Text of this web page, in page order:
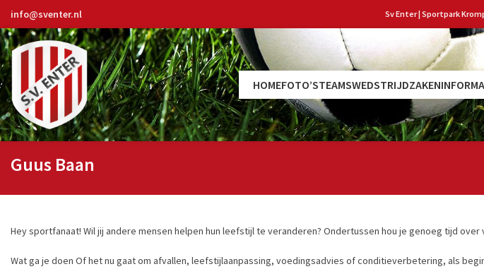
info@sventer.nl Sv Enter | Sportpark
HOMEFOTO’STEAMSWEDSTRIJDZAKEN
Guus Baan
Hey sportfanaat! Wil jij andere mensen helpen hun leefstijl te veranderen? Ondertussen hou je genoeg tijd
Wat ga je doen Of het nu gaat om afvallen, leefstijlaanpassing, voedingsadvies of conditieverbetering, als